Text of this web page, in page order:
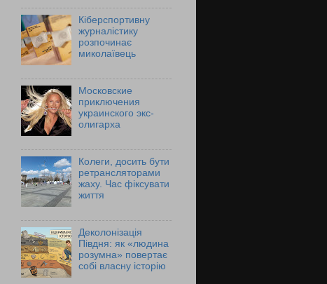
Кіберспортивну
журналістику
розпочинає
миколаївець
Московские
приключения
украинского экс-
олигарха
Колеги, досить бути
ретрансляторами
жаху. Час фіксувати
життя
Деколонізація
Півдня: як «людина
розумна» повертає
собі власну історію